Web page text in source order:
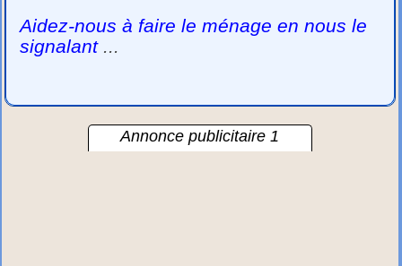
Aidez-nous à faire le ménage en nous le
signalant...
Annonce publicitaire 1